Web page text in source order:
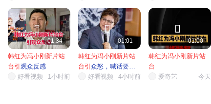

01:34
韩红为冯小刚新片站
台引 观众反感
好看视频
1小时前

01:01
韩红为冯小刚新片站
台引 众怒，喊话要北
京人给...
好看视频 4小时前

01:00
韩红为冯小刚新片站
台
爱奇艺
今天